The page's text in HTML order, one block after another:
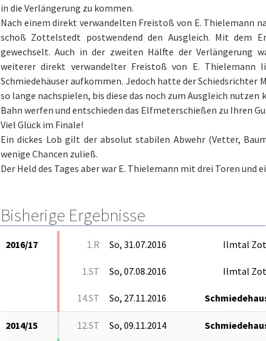
in die Verlängerung zu kommen.
Nach einem direkt verwandelten Freistoß von E. Thielemann
schoß Zottelstedt postwendend den Ausgleich. Mit dem
gewechselt. Auch in der zweiten Hälfte der Verlängerung
weiterer direkt verwandelter Freistoß von E.
Schmiedehäuser aufkommen. Jedoch hatte der
so lange nachspielen, bis diese das noch zum Ausgleich
Bahn werfen und entschieden das Elfmeterschießen zu Ihren
Viel Glück im Finale!
Ein dickes Lob gilt der absolut stabilen Abwehr (Vetter,
wenige Chancen zuließ.
Der Held des Tages aber war E. Thielemann mit drei Toren und
Bisherige Ergebnisse
2016/17 1.R So, 31.07.2016 Ilmtal
1.ST So, 07.08.2016 Ilmtal
14.ST So, 27.11.2016
2014/15 12.ST So, 09.11.2014